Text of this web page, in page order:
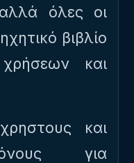
όλες οι
βιβλίο
και
και
για